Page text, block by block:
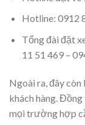
Hotline: 0912
Tổng đài đặt
11 51 469 –
Ngoài ra, đây
khách hàng.
mọi trường hợp